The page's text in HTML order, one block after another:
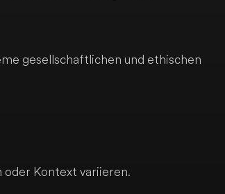
gesellschaftlichen und ethischen
oder Kontext variieren.